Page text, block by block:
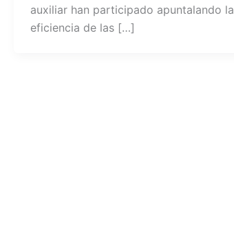
auxiliar han participado apuntalando la
eficiencia de las […]